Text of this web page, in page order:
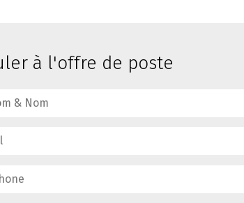
à l'offre de poste